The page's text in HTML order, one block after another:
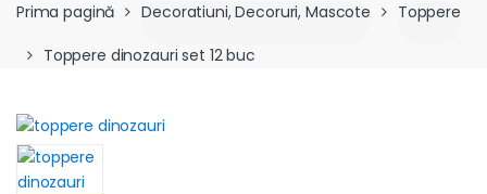
Prima pagină Decoratiuni, Decoruri, Mascote
Toppere
Toppere dinozauri set 12 buc